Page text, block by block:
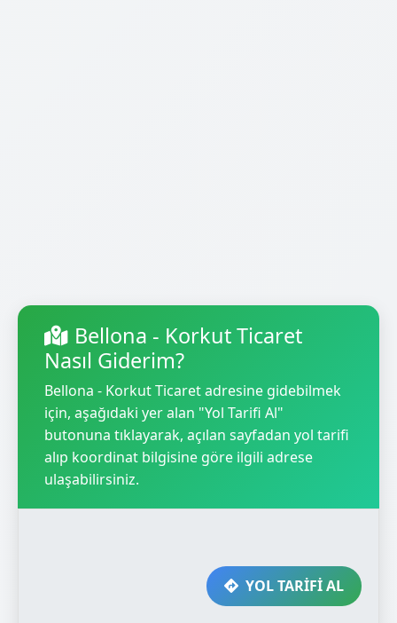
Bellona - Korkut Ticaret
Nasıl Giderim?
Bellona - Korkut Ticaret adresine gidebilmek
için, aşağıdaki yer alan "Yol Tarifi Al"
butonuna tıklayarak, açılan sayfadan yol tarifi
alıp koordinat bilgisine göre ilgili adrese
ulaşabilirsiniz.
YOL TARİFİ AL